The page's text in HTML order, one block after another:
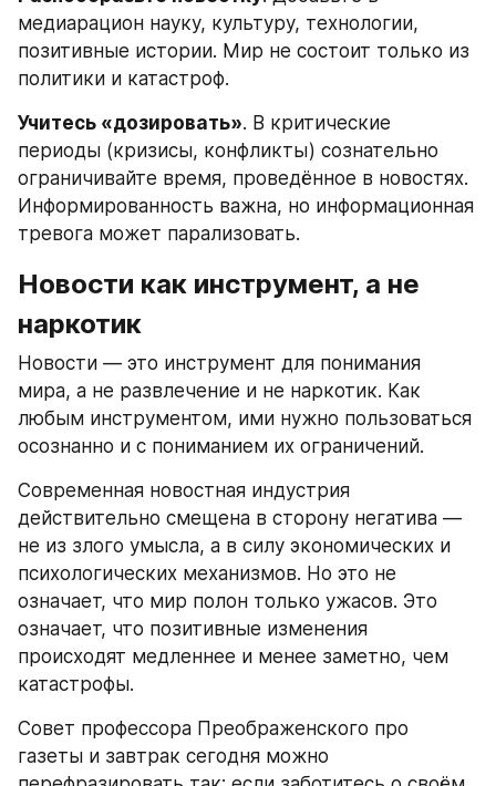
медиарацион науку, культуру, технологии,
позитивные истории. Мир не состоит только из
политики и катастроф.
Учитесь «дозировать». В критические
периоды (кризисы, конфликты) сознательно
ограничивайте время, проведённое в новостях.
Информированность важна, но информационная
тревога может парализовать.
Новости как инструмент, а не
наркотик
Новости — это инструмент для понимания
мира, а не развлечение и не наркотик. Как
любым инструментом, ими нужно пользоваться
осознанно и с пониманием их ограничений.
Современная новостная индустрия
действительно смещена в сторону негатива —
не из злого умысла, а в силу экономических и
психологических механизмов. Но это не
означает, что мир полон только ужасов. Это
означает, что позитивные изменения
происходят медленнее и менее заметно, чем
катастрофы.
Совет профессора Преображенского про
газеты и завтрак сегодня можно